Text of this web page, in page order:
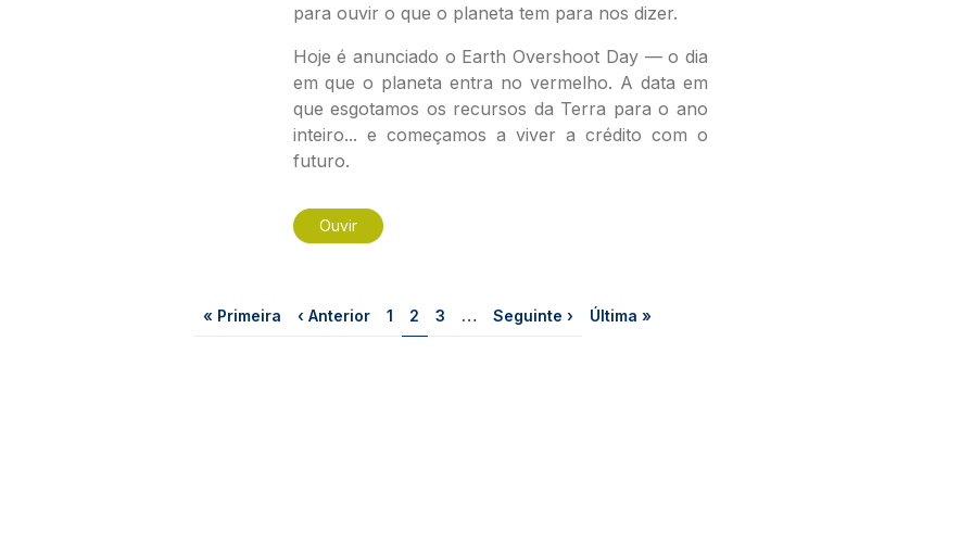
para ouvir o que o planeta tem para nos dizer.
Hoje é anunciado o Earth Overshoot Day — o dia
em que o planeta entra no vermelho. A data em
que esgotamos os recursos da Terra para o ano
inteiro... e começamos a viver a crédito com o
futuro.
Ouvir
Primeira página
« Primeira Página anterior
‹ Anterior Página
1 Página
2 Página
3 … Próxima página
Seguinte › Última página
Última »